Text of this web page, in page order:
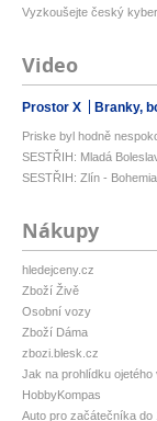
Vyzkoušejte český
Video
Prostor X Branky,
Priske byl hodně
SESTŘIH: Mladá
SESTŘIH: Zlín -
Nákupy
hledejceny.cz
Zboží Živě
Osobní vozy
Zboží Dáma
zbozi.blesk.cz
Jak na prohlídku ojetého
HobbyKompas
Auto pro začátečníka do